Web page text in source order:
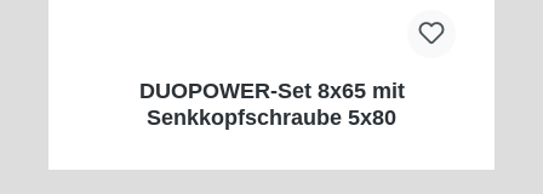
DUOPOWER-Set 8x65 mit
Senkkopfschraube 5x80